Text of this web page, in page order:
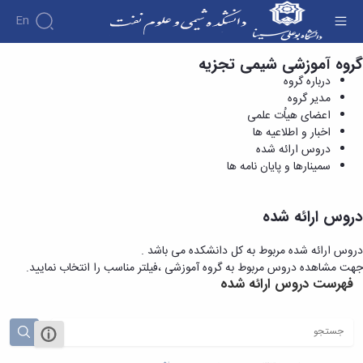
En
دروس ارائه شده - دانشکده شیمی و علوم نفت
گروه آموزشی شیمی تجزیه
درباره گروه
مدیر گروه
اعضای هیاُت علمی
اخبار و اطلاعیه ها
دروس ارائه شده
سمینارها و پایان نامه ها
دروس ارائه شده
دروس ارائه شده مربوط به کل دانشکده می باشد .
جهت مشاهده دروس مربوط به گروه آموزشی ،فیلتر مناسب را انتخاب نمایید.
فهرست دروس ارائه شده